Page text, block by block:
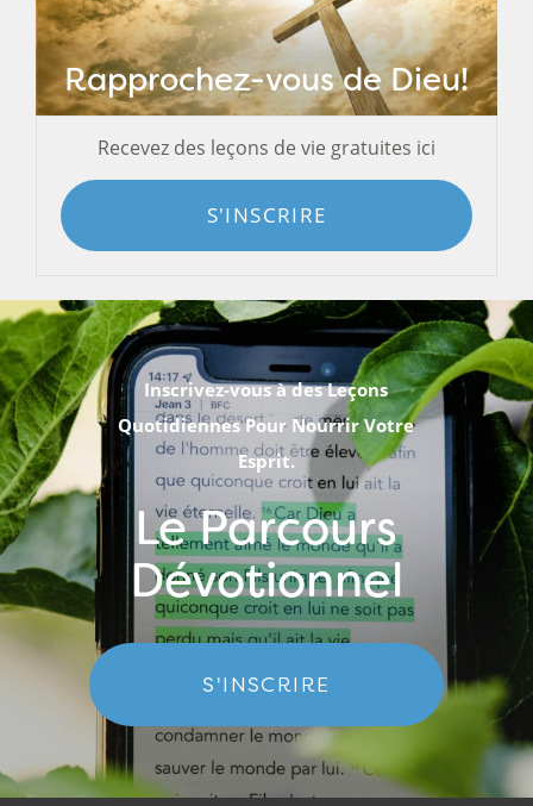
Rapprochez-vous de Dieu!
Recevez des leçons de vie gratuites ici
S'INSCRIRE
Inscrivez-vous à des Leçons
Quotidiennes Pour Nourrir Votre
Esprit.
Le Parcours
Dévotionnel
S'INSCRIRE